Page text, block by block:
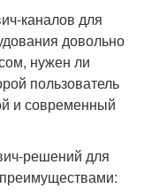
каналов для
довольно
нужен ли
пользователь
и современный
решений для